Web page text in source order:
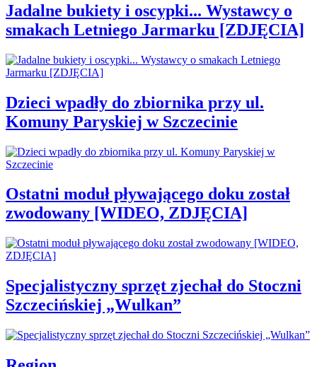
Jadalne bukiety i oscypki... Wystawcy o
smakach Letniego Jarmarku [ZDJĘCIA]
Dzieci wpadły do zbiornika przy ul.
Komuny Paryskiej w Szczecinie
Ostatni moduł pływającego doku został
zwodowany [WIDEO, ZDJĘCIA]
Specjalistyczny sprzęt zjechał do Stoczni
Szczecińskiej „Wulkan”